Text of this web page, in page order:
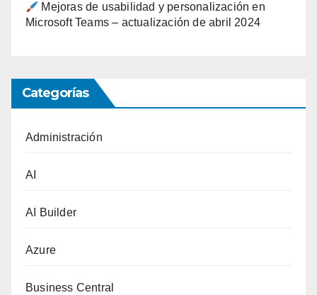
Mejoras de usabilidad y personalización en
Microsoft Teams – actualización de abril 2024
Categorías
Administración
AI
AI Builder
Azure
Business Central